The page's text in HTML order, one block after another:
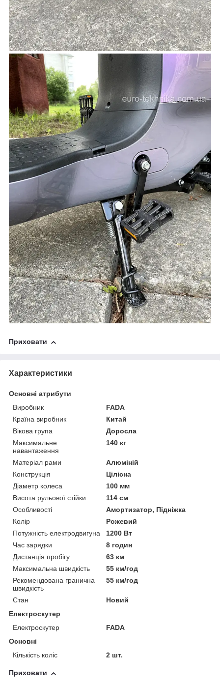
Приховати
Характеристики
Основні атрибути
Виробник
FADA
Країна виробник
Китай
Вікова група
Доросла
Максимальне
навантаження
140 кг
Матеріал рами
Алюміній
Конструкція
Цілісна
Діаметр колеса
100 мм
Висота рульової стійки
114 см
Особливості
Амортизатор, Підніжка
Колір
Рожевий
Потужність електродвигуна
1200 Вт
Час зарядки
8 годин
Дистанція пробігу
63 км
Максимальна швидкість
55 км/год
Рекомендована гранична
швидкість
55 км/год
Стан
Новий
Електроскутер
Електроскутер
FADA
Основні
Кількість коліс
2 шт.
Приховати